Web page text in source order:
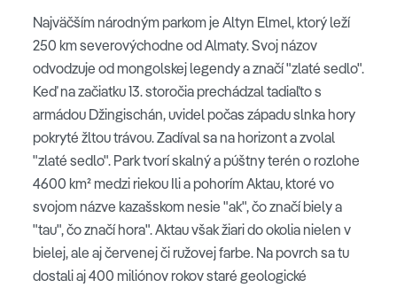
Najväčším národným parkom je Altyn Elmel, ktorý leží
250 km severovýchodne od Almaty. Svoj názov
odvodzuje od mongolskej legendy a značí "zlaté sedlo".
Keď na začiatku 13. storočia prechádzal tadiaľto s
armádou Džingischán, uvidel počas západu slnka hory
pokryté žltou trávou. Zadíval sa na horizont a zvolal
"zlaté sedlo". Park tvorí skalný a púštny terén o rozlohe
4600 km² medzi riekou Ili a pohorím Aktau, ktoré vo
svojom názve kazašskom nesie "ak", čo značí biely a
"tau", čo značí hora". Aktau však žiari do okolia nielen v
bielej, ale aj červenej či ružovej farbe. Na povrch sa tu
dostali aj 400 miliónov rokov staré geologické